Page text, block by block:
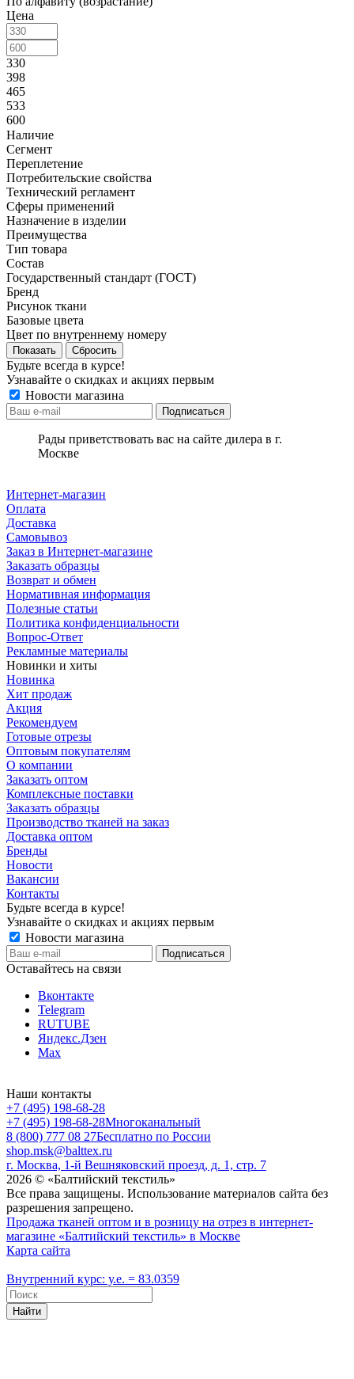
Цена
330
398
465
533
600
Наличие
Сегмент
Переплетение
Потребительские свойства
Технический регламент
Сферы применений
Назначение в изделии
Преимущества
Тип товара
Состав
Государственный стандарт (ГОСТ)
Бренд
Рисунок ткани
Базовые цвета
Цвет по внутреннему номеру
Сбросить
Будьте всегда в курсе!
Узнавайте о скидках и акциях первым
Новости магазина
Рады приветствовать вас на сайте дилера в г.
Москве
Интернет-магазин
Оплата
Доставка
Самовывоз
Заказ в Интернет-магазине
Заказать образцы
Возврат и обмен
Нормативная информация
Полезные статьи
Политика конфиденциальности
Вопрос-Ответ
Рекламные материалы
Новинки и хиты
Новинка
Хит продаж
Акция
Рекомендуем
Готовые отрезы
Оптовым покупателям
О компании
Заказать оптом
Комплексные поставки
Заказать образцы
Производство тканей на заказ
Доставка оптом
Бренды
Новости
Вакансии
Контакты
Будьте всегда в курсе!
Узнавайте о скидках и акциях первым
Новости магазина
Оставайтесь на связи
Вконтакте
Telegram
RUTUBE
Яндекс.Дзен
Max
Наши контакты
+7 (495) 198-68-28
+7 (495) 198-68-28Многоканальный
8 (800) 777 08 27Бесплатно по России
shop.msk@balttex.ru
г. Москва, 1-й Вешняковский проезд, д. 1, стр. 7
2026 © «Балтийский текстиль»
Все права защищены. Использование материалов сайта без
разрешения запрещено.
Продажа тканей оптом и в розницу на отрез в интернет-
магазине «Балтийский текстиль» в Москве
Карта сайта
Внутренний курс: у.е. = 83.0359
Найти